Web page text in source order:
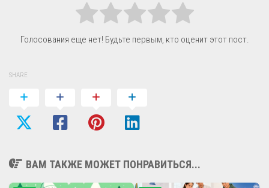
Голосования еще нет! Будьте первым, кто оценит этот пост.
SHARE
ВАМ ТАКЖЕ МОЖЕТ ПОНРАВИТЬСЯ...